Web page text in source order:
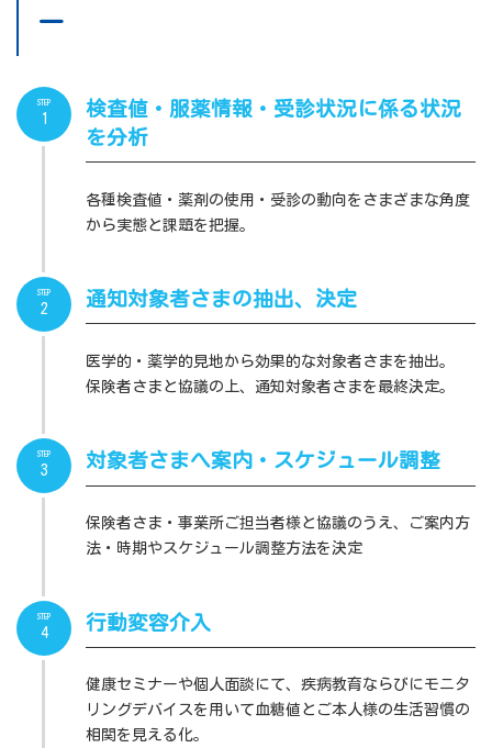
ー
検査値・服薬情報・受診状況に係る状況
を分析
各種検査値・薬剤の使用・受診の動向をさまざまな角度
から実態と課題を把握。
STEP
1
通知対象者さまの抽出、決定
医学的・薬学的見地から効果的な対象者さまを抽出。
保険者さまと協議の上、通知対象者さまを最終決定。
STEP
2
対象者さまへ案内・スケジュール調整
保険者さま・事業所ご担当者様と協議のうえ、ご案内方
法・時期やスケジュール調整方法を決定
STEP
3
行動変容介入
健康セミナーや個人面談にて、疾病教育ならびにモニタ
リングデバイスを用いて血糖値とご本人様の生活習慣の
相関を見える化。
STEP
4